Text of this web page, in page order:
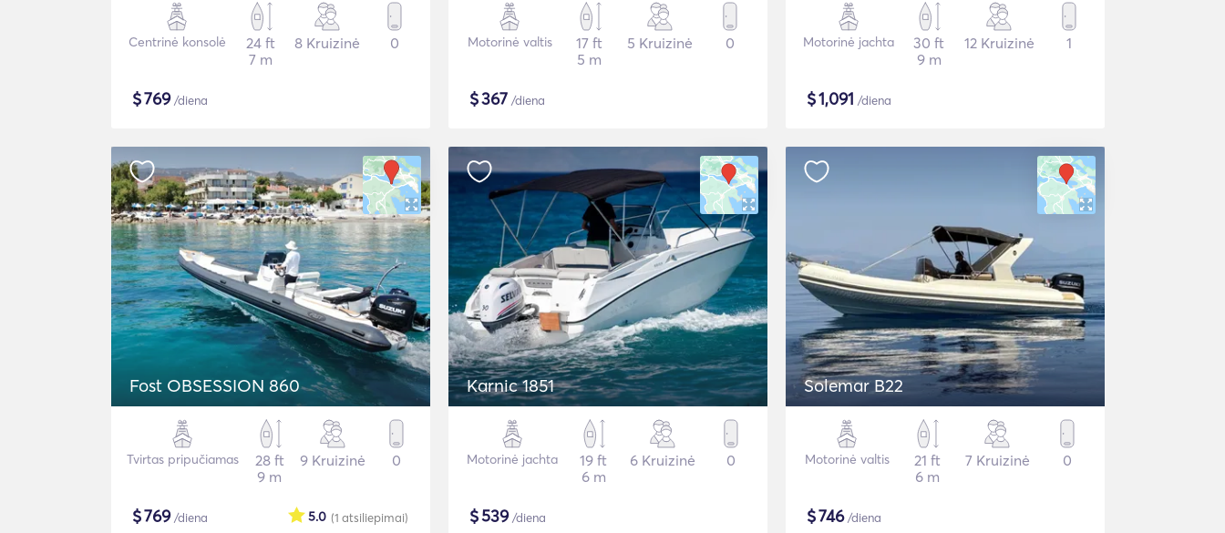
Centrinė konsolė
24 ft
7 m
8 Kruizinė 0
$769/diena
Motorinė valtis
17 ft
5 m
5 Kruizinė 0
$367 /diena
Motorinė jachta
30 ft
9 m
12 Kruizinė 1
$1,091 /diena
Fost OBSESSION 860
Tvirtas pripučiamas
28 ft
9 m
9 Kruizinė 0
$769/diena (1 atsiliepimai)
5.0
Karnic 1851
Motorinė jachta
19 ft
6 m
6 Kruizinė 0
$539/diena
Solemar B22
Motorinė valtis
21 ft
6 m
7 Kruizinė 0
$746/diena